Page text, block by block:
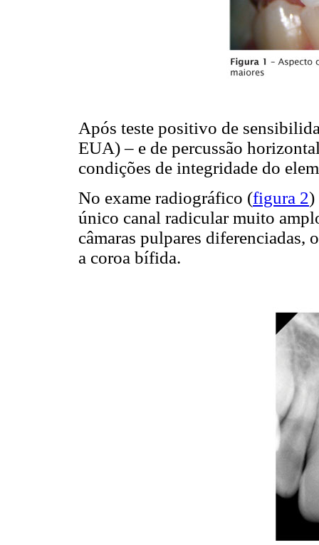
Após teste positivo de
EUA) – e de percussão
condições de integridade do
No exame radiográfico (figura 2)
único canal radicular muito
câmaras pulpares diferenciadas,
a coroa bífida.